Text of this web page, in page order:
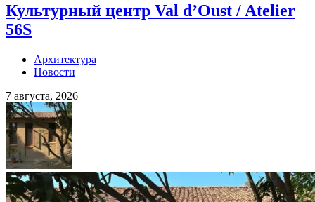
Культурный центр Val d’Oust / Atelier
56S
Архитектура
Новости
7 августа, 2026